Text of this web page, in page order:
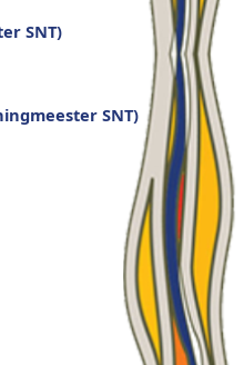
SNT)
SNT)